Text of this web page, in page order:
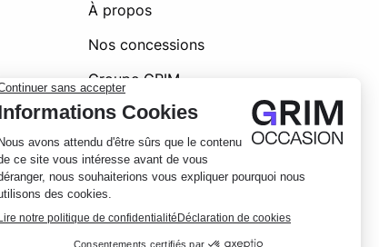
À propos
Nos concessions
Groupe GRIM
Glossaire automobile
Livraison
Foire aux questions